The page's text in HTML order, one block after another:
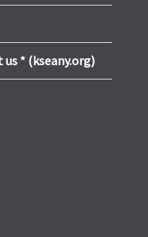
* (kseany.org)